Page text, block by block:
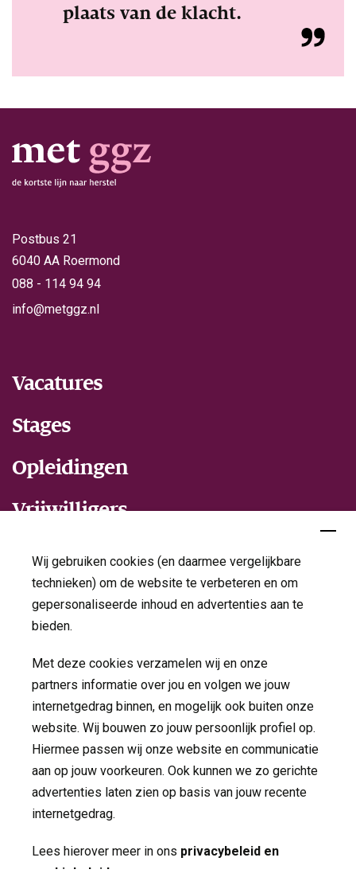
Wij gebruiken cookies (en daarmee vergelijkbare
technieken) om de website te verbeteren en om
gepersonaliseerde inhoud en advertenties aan te
bieden.
Met deze cookies verzamelen wij en onze
partners informatie over jou en volgen we jouw
internetgedrag binnen, en mogelijk ook buiten onze
website. Wij bouwen zo jouw persoonlijk profiel op.
Hiermee passen wij onze website en communicatie
aan op jouw voorkeuren. Ook kunnen we zo gerichte
advertenties laten zien op basis van jouw recente
internetgedrag.
Lees hierover meer in ons privacybeleid en
cookiebeleid
plaats van de klacht.
Postbus 21
6040 AA Roermond
088 - 114 94 94
info@metggz.nl
Vacatures
Stages
Opleidingen
Vrijwilligers
Over Ons
Welkom bij MET ggz
Maak kennis MET
Contact
Volg ons op